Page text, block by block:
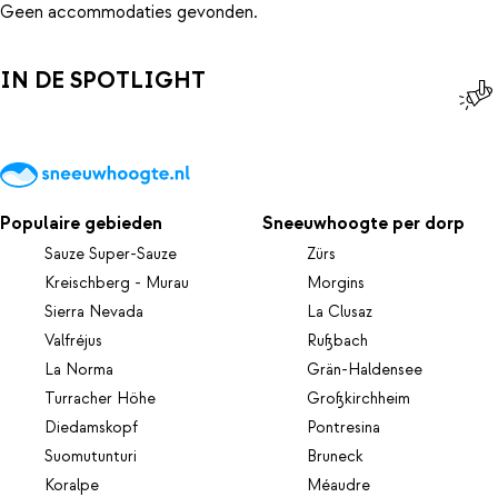
Geen accommodaties gevonden.
IN DE SPOTLIGHT
Populaire gebieden
Sauze Super-Sauze
Kreischberg - Murau
Sierra Nevada
Valfréjus
La Norma
Turracher Höhe
Diedamskopf
Suomutunturi
Koralpe
Sneeuwhoogte per dorp
Zürs
Morgins
La Clusaz
Rußbach
Grän-Haldensee
Großkirchheim
Pontresina
Bruneck
Méaudre